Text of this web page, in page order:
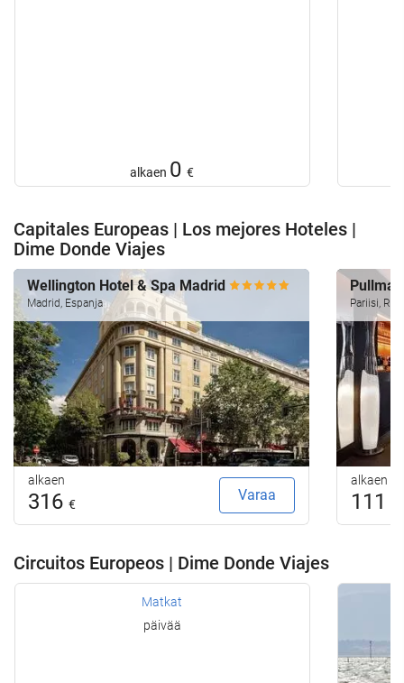
alkaen 0€
Capitales Europeas | Los mejores Hoteles |
Dime Donde Viajes
Wellington Hotel & Spa Madrid
Madrid, Espanja
alkaen
316 €
Varaa
Pariisi,
alkaen
111
Circuitos Europeos | Dime Donde Viajes
Matkat
päivää